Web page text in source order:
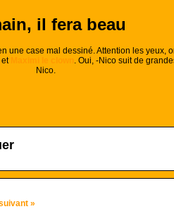
il fera beau
une case mal dessiné. Attention les yeux,
et
. Oui, -Nico suit de
Nico.
»